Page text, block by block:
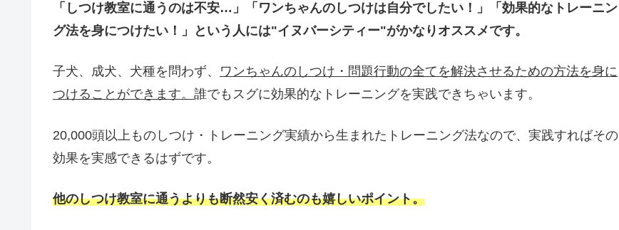
「しつけ教室に通うのは不安…」「ワンちゃんのしつけは自分でしたい！」「効果的なトレーニン
グ法を身につけたい！」という人には"イヌバーシティー"がかなりオススメです。
子犬、成犬、犬種を問わず、 ワンちゃんのしつけ・問題行動の全てを解決させるための方法を身に
つけることができます。 誰でもスグに効果的なトレーニングを実践できちゃいます。
20,000頭以上ものしつけ・トレーニング実績から生まれたトレーニング法なので、実践すればその
効果を実感できるはずです。
他のしつけ教室に通うよりも断然安く済むのも嬉しいポイント。